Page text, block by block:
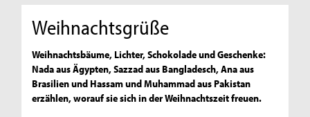
Weihnachtsgrüße
Weihnachtsbäume, Lichter, Schokolade und Geschenke:
Nada aus Ägypten, Sazzad aus Bangladesch, Ana aus
Brasilien und Hassam und Muhammad aus Pakistan
erzählen, worauf sie sich in der Weihnachtszeit freuen.